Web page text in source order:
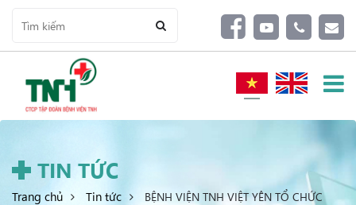
TIN TỨC
Trang chủ Tin tức
BỆNH VIỆN TNH VIỆT YÊN TỔ CHỨC